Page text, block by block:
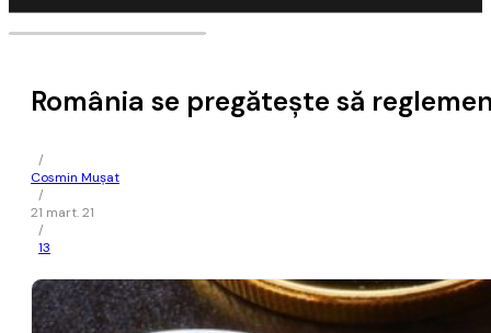
România se pregăteşte să
/
Cosmin Mușat
/
21 mart. 21
/
13